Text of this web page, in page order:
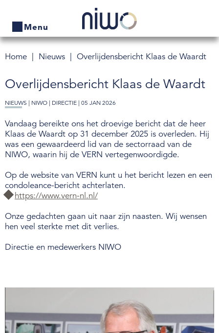
Menu
Home
Producten
Bedrijven zoeken
Actueel
Thema's
Contact
Veelgestelde vragen
Wet- en regelgeving
Inloggen
Home Nieuws Overlijdensbericht Klaas de Waardt
Overlijdensbericht Klaas de Waardt
NIEUWS | NIWO | DIRECTIE | 05 JAN 2026
Vandaag bereikte ons het droevige bericht dat de heer
Klaas de Waardt op 31 december 2025 is overleden. Hij
was een gewaardeerd lid van de sectorraad van de
NIWO, waarin hij de VERN vertegenwoordigde.
Op de website van VERN kunt u het bericht lezen en een
condoleance-bericht achterlaten.
https://www.vern-nl.nl/
Onze gedachten gaan uit naar zijn naasten. Wij wensen
hen veel sterkte met dit verlies.
Directie en medewerkers NIWO